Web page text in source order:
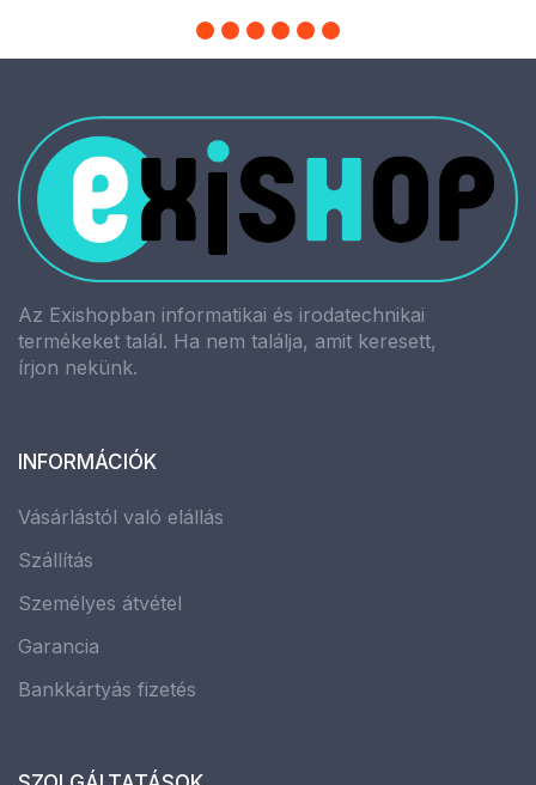
Az Exishopban informatikai és irodatechnikai
termékeket talál. Ha nem találja, amit keresett,
írjon nekünk.
INFORMÁCIÓK
Vásárlástól való elállás
Szállítás
Személyes átvétel
Garancia
Bankkártyás fizetés